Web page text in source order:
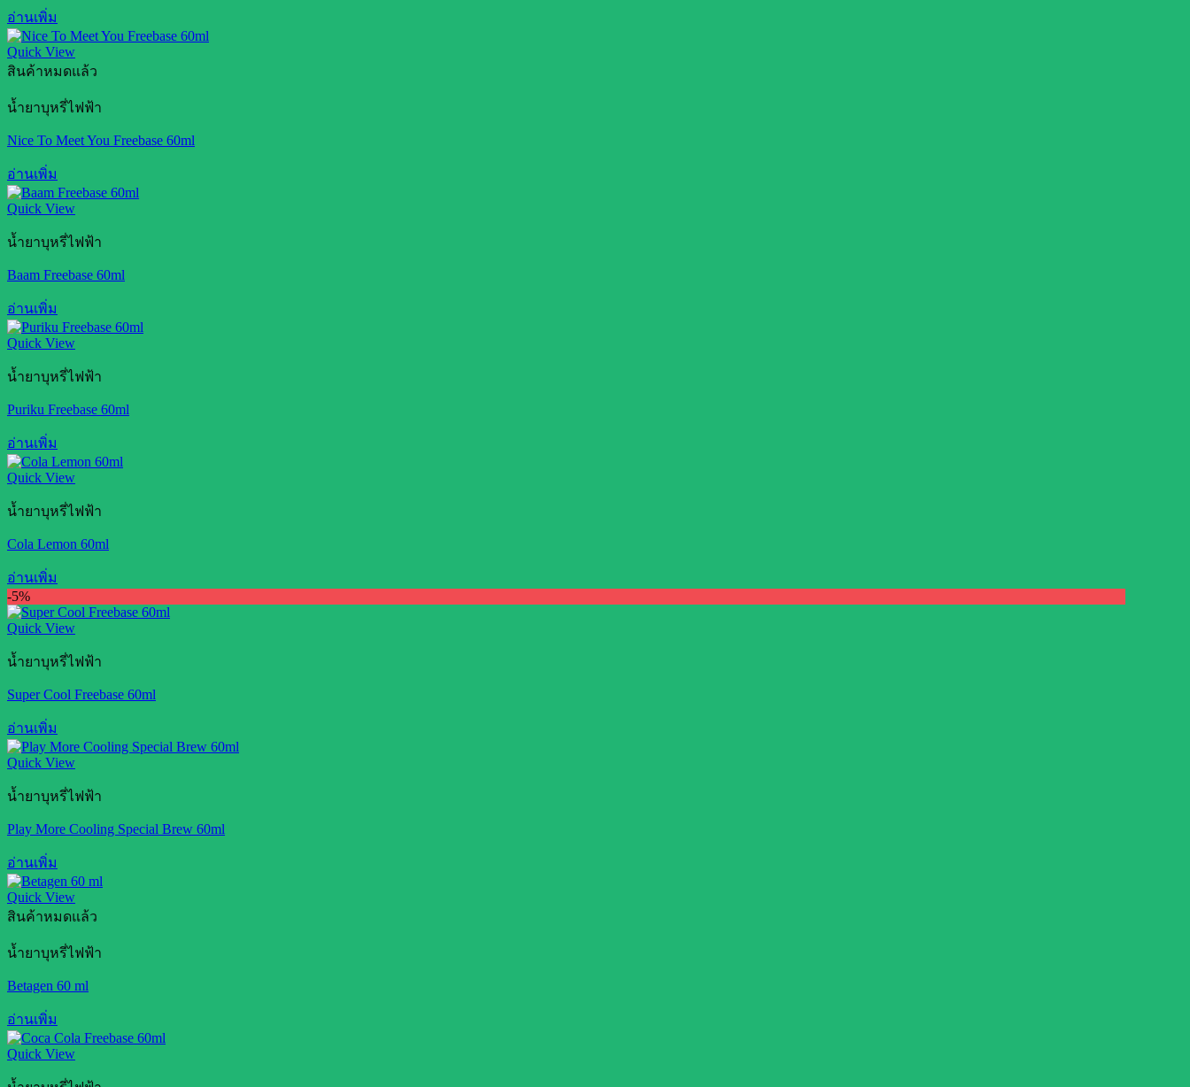
อ่านเพิ่ม
Quick View
สินค้าหมดแล้ว
น้ำยาบุหรี่ไฟฟ้า
Nice To Meet You Freebase 60ml
อ่านเพิ่ม
Quick View
น้ำยาบุหรี่ไฟฟ้า
Baam Freebase 60ml
อ่านเพิ่ม
Quick View
น้ำยาบุหรี่ไฟฟ้า
Puriku Freebase 60ml
อ่านเพิ่ม
Quick View
น้ำยาบุหรี่ไฟฟ้า
Cola Lemon 60ml
อ่านเพิ่ม
-5%
Quick View
น้ำยาบุหรี่ไฟฟ้า
Super Cool Freebase 60ml
อ่านเพิ่ม
Quick View
น้ำยาบุหรี่ไฟฟ้า
Play More Cooling Special Brew 60ml
อ่านเพิ่ม
Quick View
สินค้าหมดแล้ว
น้ำยาบุหรี่ไฟฟ้า
Betagen 60 ml
อ่านเพิ่ม
Quick View